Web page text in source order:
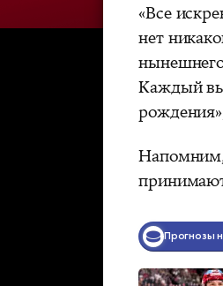
«Все
нет
Каждый
Напомним,
Прогнозы